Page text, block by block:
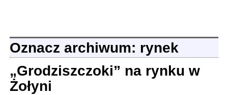
Oznacz archiwum: rynek
„Grodziszczoki” na rynku w
Żołyni